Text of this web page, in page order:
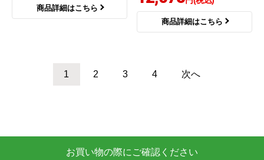
商品詳細はこちら
商品詳細はこちら
1 2 3 4 次へ
お買い物の際にご確認ください